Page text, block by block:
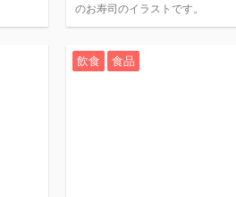
のお寿司のイラストです。
飲食 食品